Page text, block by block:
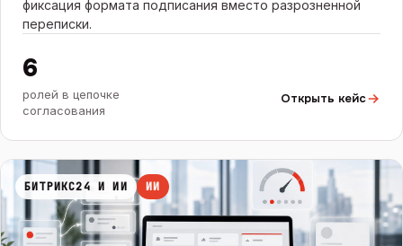
фиксация формата подписания вместо разрозненной
переписки.
6
ролей в цепочке
согласования
Открыть кейс
БИТРИКС24 И ИИ ИИ